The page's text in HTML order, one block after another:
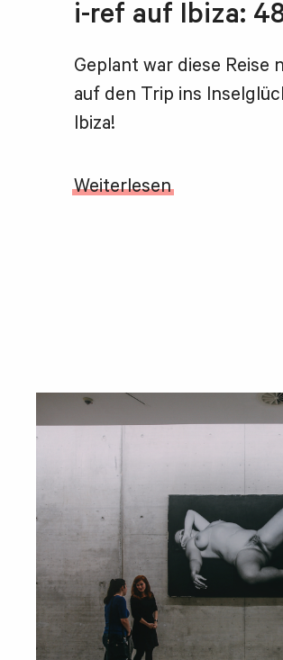
i-ref auf Ibiza:
Geplant war diese
auf den Trip ins
Ibiza!
Weiterlesen